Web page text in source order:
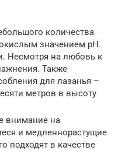
количества
значением pH.
Несмотря на любовь к
Также
для лазанья –
метров в высоту
внимание на
и медленнорастущие
подходят в качестве